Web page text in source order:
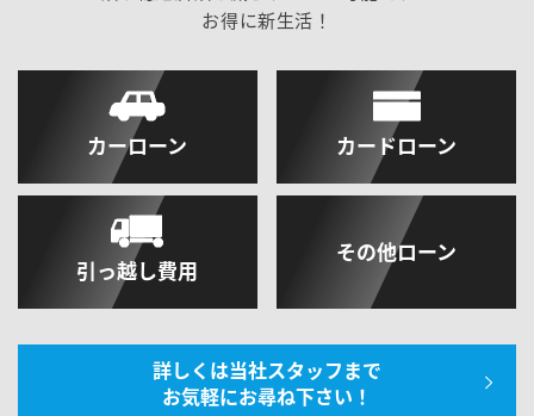
お得に新生活！
カーローン カードローン
引っ越し費用
その他ローン
詳しくは当社スタッフまで
お気軽にお尋ね下さい！